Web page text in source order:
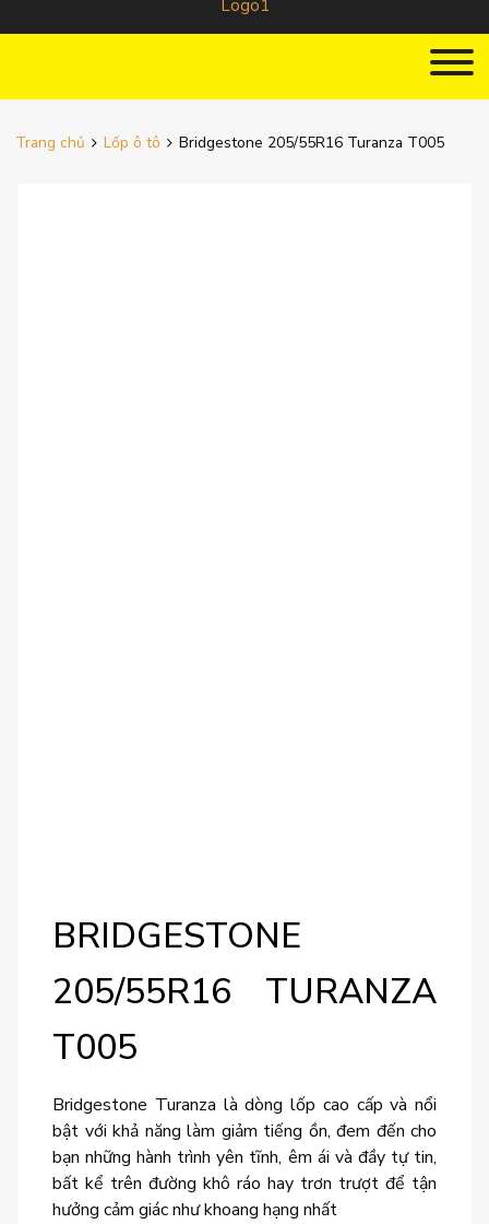
Trang chủ Lốp ô tô Bridgestone 205/55R16 Turanza T005
BRIDGESTONE
205/55R16 TURANZA
T005
Bridgestone Turanza là dòng lốp cao cấp và nổi
bật với khả năng làm giảm tiếng ồn, đem đến cho
bạn những hành trình yên tĩnh, êm ái và đầy tự tin,
bất kể trên đường khô ráo hay trơn trượt để tận
hưởng cảm giác như khoang hạng nhất